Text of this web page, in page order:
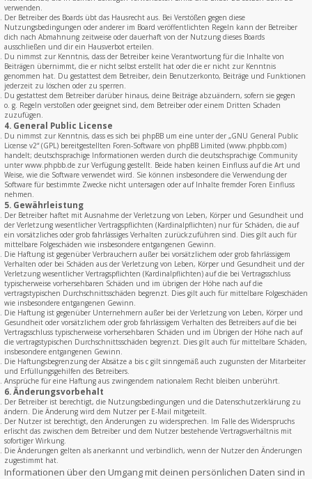
verwenden.
Der Betreiber des Boards übt das Hausrecht aus. Bei Verstößen gegen diese
Nutzungsbedingungen oder anderer im Board veröffentlichten Regeln kann der Betreiber
dich nach Abmahnung zeitweise oder dauerhaft von der Nutzung dieses Boards
ausschließen und dir ein Hausverbot erteilen.
Du nimmst zur Kenntnis, dass der Betreiber keine Verantwortung für die Inhalte von
Beiträgen übernimmt, die er nicht selbst erstellt hat oder die er nicht zur Kenntnis
genommen hat. Du gestattest dem Betreiber, dein Benutzerkonto, Beiträge und Funktionen
jederzeit zu löschen oder zu sperren.
Du gestattest dem Betreiber darüber hinaus, deine Beiträge abzuändern, sofern sie gegen
o. g. Regeln verstoßen oder geeignet sind, dem Betreiber oder einem Dritten Schaden
zuzufügen.
4. General Public License
Du nimmst zur Kenntnis, dass es sich bei phpBB um eine unter der „GNU General Public
License v2“ (GPL) bereitgestellten Foren-Software von phpBB Limited (www.phpbb.com)
handelt; deutschsprachige Informationen werden durch die deutschsprachige Community
unter www.phpbb.de zur Verfügung gestellt. Beide haben keinen Einfluss auf die Art und
Weise, wie die Software verwendet wird. Sie können insbesondere die Verwendung der
Software für bestimmte Zwecke nicht untersagen oder auf Inhalte fremder Foren Einfluss
nehmen.
5. Gewährleistung
Der Betreiber haftet mit Ausnahme der Verletzung von Leben, Körper und Gesundheit und
der Verletzung wesentlicher Vertragspflichten (Kardinalpflichten) nur für Schäden, die auf
ein vorsätzliches oder grob fahrlässiges Verhalten zurückzuführen sind. Dies gilt auch für
mittelbare Folgeschäden wie insbesondere entgangenen Gewinn.
Die Haftung ist gegenüber Verbrauchern außer bei vorsätzlichem oder grob fahrlässigem
Verhalten oder bei Schäden aus der Verletzung von Leben, Körper und Gesundheit und der
Verletzung wesentlicher Vertragspflichten (Kardinalpflichten) auf die bei Vertragsschluss
typischerweise vorhersehbaren Schäden und im übrigen der Höhe nach auf die
vertragstypischen Durchschnittsschäden begrenzt. Dies gilt auch für mittelbare Folgeschäden
wie insbesondere entgangenen Gewinn.
Die Haftung ist gegenüber Unternehmern außer bei der Verletzung von Leben, Körper und
Gesundheit oder vorsätzlichem oder grob fahrlässigem Verhalten des Betreibers auf die bei
Vertragsschluss typischerweise vorhersehbaren Schäden und im Übrigen der Höhe nach auf
die vertragstypischen Durchschnittsschäden begrenzt. Dies gilt auch für mittelbare Schäden,
insbesondere entgangenen Gewinn.
Die Haftungsbegrenzung der Absätze a bis c gilt sinngemäß auch zugunsten der Mitarbeiter
und Erfüllungsgehilfen des Betreibers.
Ansprüche für eine Haftung aus zwingendem nationalem Recht bleiben unberührt.
6. Änderungsvorbehalt
Der Betreiber ist berechtigt, die Nutzungsbedingungen und die Datenschutzerklärung zu
ändern. Die Änderung wird dem Nutzer per E-Mail mitgeteilt.
Der Nutzer ist berechtigt, den Änderungen zu widersprechen. Im Falle des Widerspruchs
erlischt das zwischen dem Betreiber und dem Nutzer bestehende Vertragsverhältnis mit
sofortiger Wirkung.
Die Änderungen gelten als anerkannt und verbindlich, wenn der Nutzer den Änderungen
zugestimmt hat.
Informationen über den Umgang mit deinen persönlichen Daten sind in